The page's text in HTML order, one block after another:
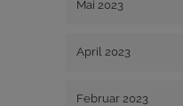
Mai 2023
April 2023
Februar 2023